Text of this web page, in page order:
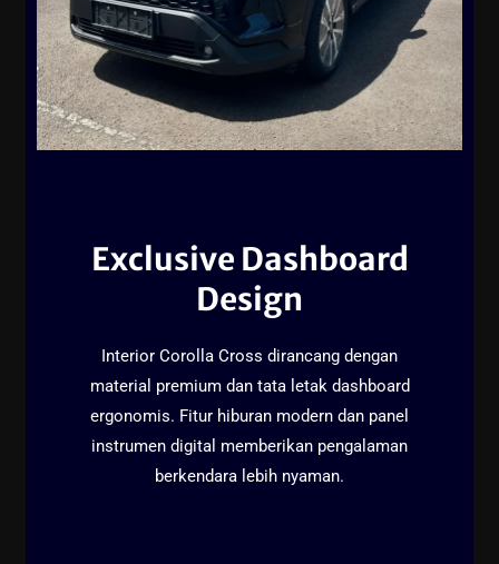
Exclusive Dashboard
Design
Interior Corolla Cross dirancang dengan
material premium dan tata letak dashboard
ergonomis. Fitur hiburan modern dan panel
instrumen digital memberikan pengalaman
berkendara lebih nyaman.